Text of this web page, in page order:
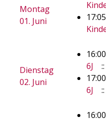
Montag
01. Juni
Dienstag
02. Juni
6J
6J